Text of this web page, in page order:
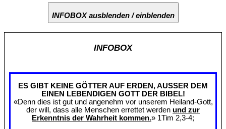
INFOBOX ausblenden / einblenden
INFOBOX
ES GIBT KEINE GÖTTER AUF ERDEN, AUSSER DEM
EINEN LEBENDIGEN GOTT DER BIBEL!
«Denn dies ist gut und angenehm vor unserem Heiland-Gott,
der will, dass alle Menschen errettet werden und zur
Erkenntnis der Wahrheit kommen.» 1Tim 2,3-4;